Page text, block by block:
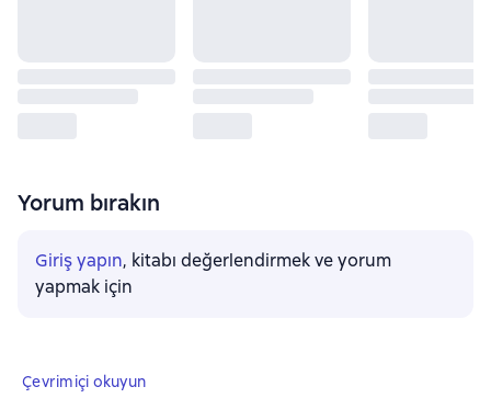
Yorum bırakın
Giriş yapın, kitabı değerlendirmek ve yorum
yapmak için
Çevrimiçi okuyun